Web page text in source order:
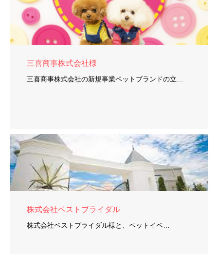
三喜商事株式会社様
三喜商事株式会社の新規事業ペットブランドの立…
株式会社ベストブライダル
株式会社ベストブライダル様と、ペットイベ…